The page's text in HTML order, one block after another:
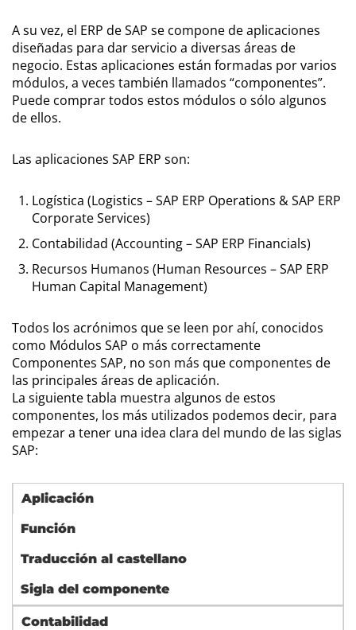
A su vez, el ERP de SAP se compone de aplicaciones
diseñadas para dar servicio a diversas áreas de
negocio. Estas aplicaciones están formadas por varios
módulos, a veces también llamados “componentes”.
Puede comprar todos estos módulos o sólo algunos
de ellos.
Las aplicaciones SAP ERP son:
Logística (Logistics – SAP ERP Operations & SAP ERP
Corporate Services)
Contabilidad (Accounting – SAP ERP Financials)
Recursos Humanos (Human Resources – SAP ERP
Human Capital Management)
Todos los acrónimos que se leen por ahí, conocidos
como Módulos SAP o más correctamente
Componentes SAP, no son más que componentes de
las principales áreas de aplicación.
La siguiente tabla muestra algunos de estos
componentes, los más utilizados podemos decir, para
empezar a tener una idea clara del mundo de las siglas
SAP:
Aplicación
Función
Traducción al castellano
Sigla del componente
Contabilidad